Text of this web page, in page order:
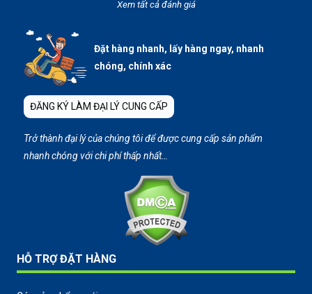
Xem tất cả đánh giá
Đặt hàng nhanh, lấy hàng ngay, nhanh
chóng, chính xác
ĐĂNG KÝ LÀM ĐẠI LÝ CUNG CẤP
Trở thành đại lý của chúng tôi để được cung cấp sản phẩm
nhanh chóng với chi phí thấp nhất…
HỖ TRỢ ĐẶT HÀNG